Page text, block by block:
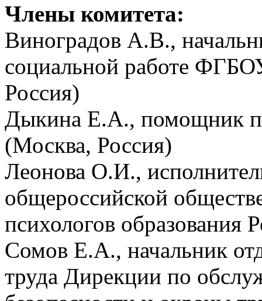
Члены комитета:
Виноградов А.В.,
социальной работе
Россия)
Дыкина Е.А., помощник
(Москва, Россия)
Леонова О.И.,
общероссийской
психологов образования
Сомов Е.А., начальник
труда Дирекции по